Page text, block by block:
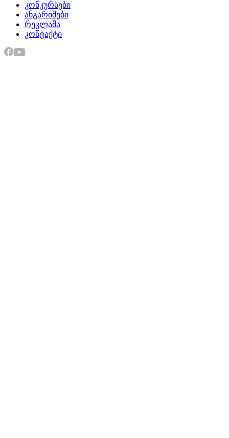
კონკურსები
ანგარიშები
რეკლამა
კონტაქტი